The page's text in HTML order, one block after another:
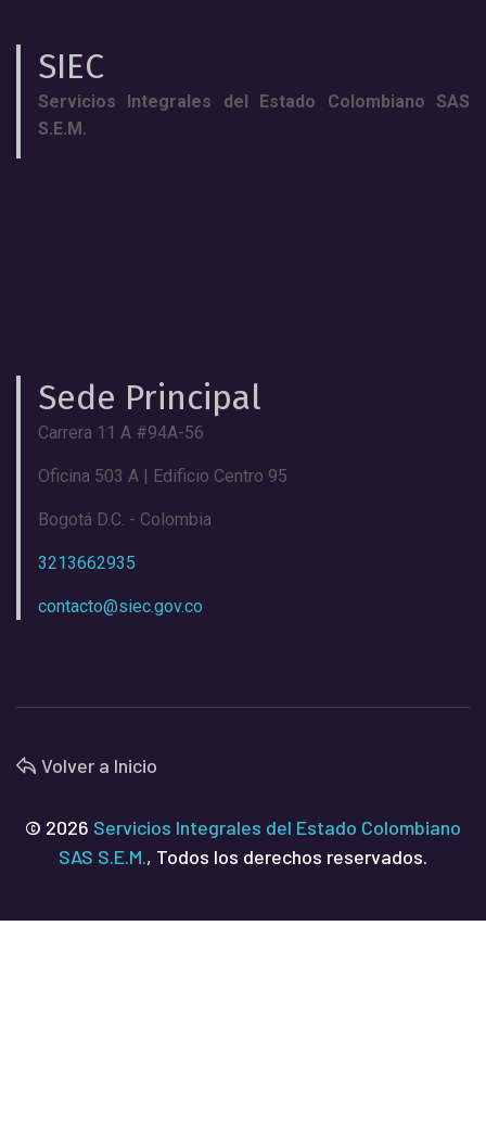
SIEC
Servicios Integrales del Estado Colombiano SAS
S.E.M.
Sede Principal
Carrera 11 A #94A-56
Oficina 503 A | Edificio Centro 95
Bogotá D.C. - Colombia
3213662935
contacto@siec.gov.co
Volver a Inicio
© 2026 Servicios Integrales del Estado Colombiano
SAS S.E.M., Todos los derechos reservados.